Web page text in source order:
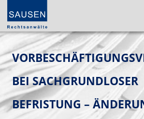
BEI SACHGRUNDLOSER
BEFRISTUNG –